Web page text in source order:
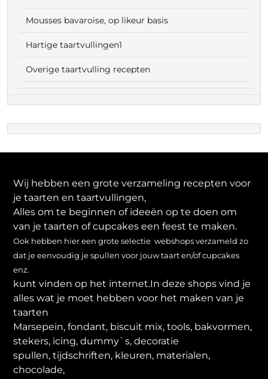
Mousses bavaroise, op likeur basis
Hartige taartvullingen1
Overige taartvulling recepten
Wij hebben een grote verzameling recepten voor
je taarten en taartvullingen,
Alles om te beginnen of ideeën op te doen om
van je taarten of cupcakes een feest te maken.
Ook hebben hier een grote selectie webshops verzameld zo
dat je eenvoudig je spullen voor jouw taart en/of cupcakes
enz.
kunt vinden op het internet.In deze shops vind je
alles wat je moet hebben voor het maken van je
taarten
Marsepein, fondant, biscuit mix, tools, bakvormen,
stekers, icing, dummy`s, decoratie
spullen, tijdschriften, kleuren, materialen,
chocolade,